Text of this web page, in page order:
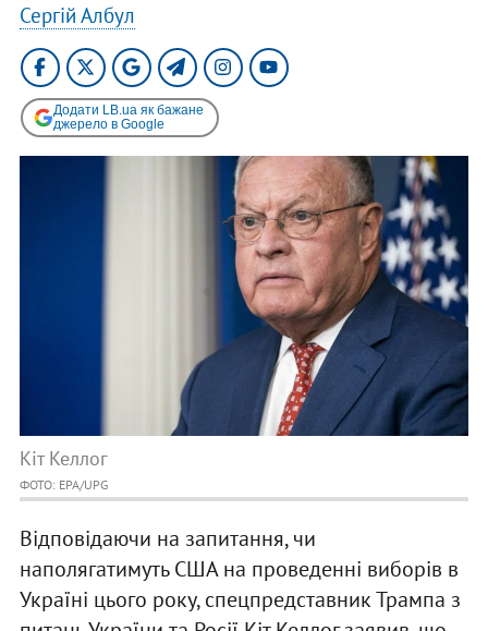
Сергій Албул
Додати LB.ua як бажане
джерело в Google
Кіт Келлог
ФОТО: EPA/UPG
Відповідаючи на запитання, чи
наполягатимуть США на проведенні виборів в
Україні цього року, спецпредставник Трампа з